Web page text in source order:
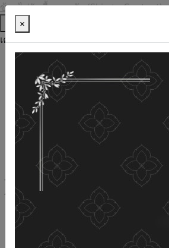
ข้ามไปยังเนื้อหาหลัก (Skip to Content)
ช่วยเหลือ
เครื่องมือการเข้าถึง
ภาษาไทย
ภาษาอังกฤษ
เพิ่มขนาดตัวอักษร
ลดขนาดตัวอักษร
ขนาดตัวอักษรปกติ
ความคมชัดสูง
ความคมชัดเชิงลบ
ความคมชัดปกติ
เปิดอ่านด้วยเสียง
ปิดอ่านด้วยเสียง
ผังเว็บไซต์
เว็บไซต์นี้ใช้คุกกี้ (Cookies)
กรมกิจการผู้สูงอายุ
ให้ความสำคัญต่อ
×